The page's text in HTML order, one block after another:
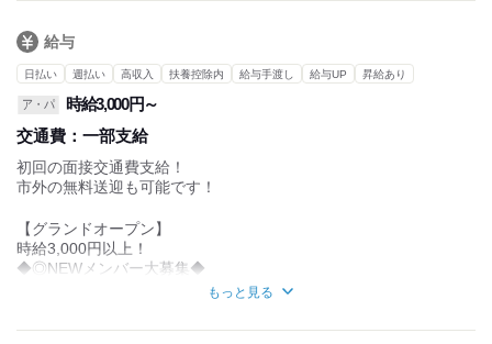
現在ホールスタッフも大募集！未経験者も大歓迎！
給与
日払い 週払い 高収入 扶養控除内 給与手渡し 給与UP 昇給あり
ア・パ
時給3,000円～
交通費： 一部支給
初回の面接交通費支給！
市外の無料送迎も可能です！
【グランドオープン】
時給3,000円以上！
◆◎NEWメンバー大募集◆
ポイント制で時給大幅アップ！
でも稼ぎやすさバツグン♪
もっと見る